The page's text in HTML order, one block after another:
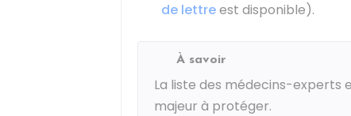
de lettreest disponible).
À savoir
La liste des médecins-experts
majeur à protéger.